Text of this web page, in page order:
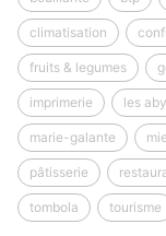
climatisation
fruits & legumes
imprimerie les
marie-galante
pâtisserie
tombola tourisme